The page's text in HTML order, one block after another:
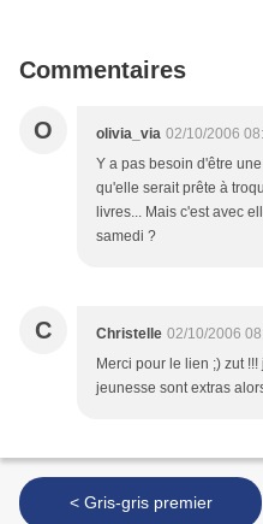
Commentaires
O olivia_via 02/10/2006
Y a pas besoin d'être
qu'elle serait prête à
livres... Mais c'est avec
samedi ?
C Christelle 02/10/2006
Merci pour le lien ;) zut
jeunesse sont extras
< Gris-gris premier